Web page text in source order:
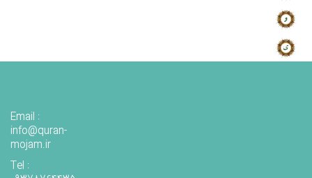
Email :
info@quran-
mojam.ir
Tel :